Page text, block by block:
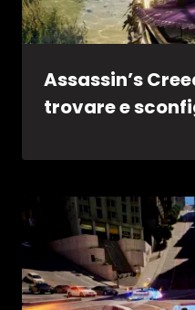
Assassin’s
trovare e